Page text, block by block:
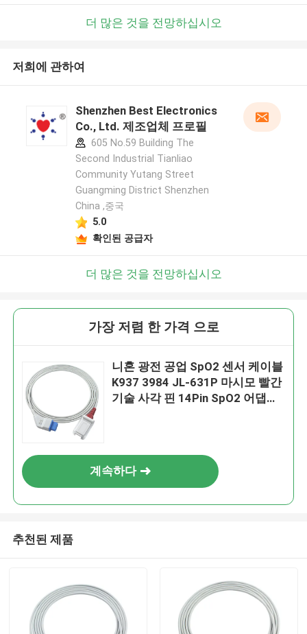
더 많은 것을 전망하십시오
저희에 관하여
Shenzhen Best Electronics
Co., Ltd. 제조업체 프로필
605 No.59 Building The
Second Industrial Tianliao
Community Yutang Street
Guangming District Shenzhen
China ,중국
5.0
확인된 공급자
더 많은 것을 전망하십시오
가장 저렴 한 가격 으로
니혼 광전 공업 SpO2 센서 케이블
K937 3984 JL-631P 마시모 빨간
기술 사각 핀 14Pin SpO2 어댑터
계속하다
추천된 제품